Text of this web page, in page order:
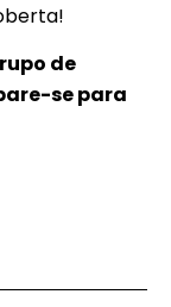
de
se para